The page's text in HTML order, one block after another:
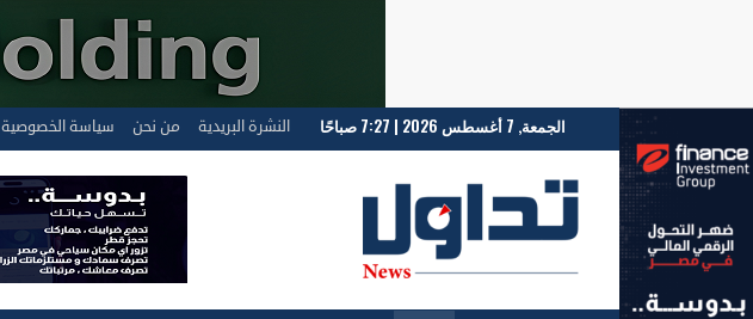
الجمعة, 7 أغسطس 2026 | 7:27 صباحًا النشرة البريدية من نحن سياسة الخصوصية